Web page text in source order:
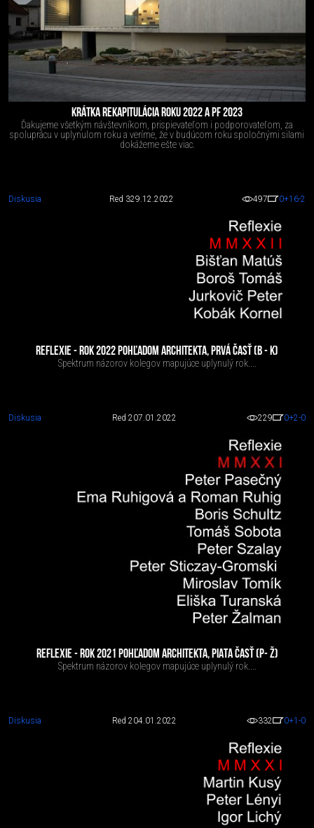
KRÁTKA REKAPITULÁCIA ROKU 2022 A PF 2023
Ďakujeme všetkým návštevníkom, prispievateľom i podporovateľom, za
spoluprácu v uplynulom roku a veríme, že v budúcom roku spoločnými silami
dokážeme ešte viac.
Diskusia Red 329.12.2022 497 0+16-2
REFLEXIE - ROK 2022 POHĽADOM ARCHITEKTA, PRVÁ ČASŤ (B - K)
Spektrum názorov kolegov mapujúce uplynulý rok....
Diskusia Red 207.01.2022 229 0+2-0
REFLEXIE - ROK 2021 POHĽADOM ARCHITEKTA, PIATA ČASŤ (P- Ž)
Spektrum názorov kolegov mapujúce uplynulý rok....
Diskusia Red 204.01.2022 332 0+1 -0